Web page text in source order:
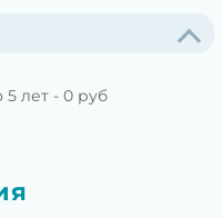
5 лет - 0 руб